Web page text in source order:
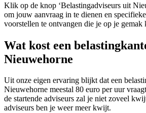
Klik op de knop ‘Belastingadviseurs uit
om jouw aanvraag in te dienen en
voorstellen te ontvangen die je op je
Wat kost een
Nieuwehorne
Uit onze eigen ervaring blijkt dat een
Nieuwehorne meestal 80 euro per uur
de startende adviseurs zal je niet zoveel
adviseurs ben je weer meer kwijt.